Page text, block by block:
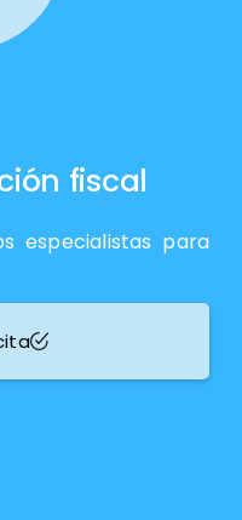
fiscal
especialistas para